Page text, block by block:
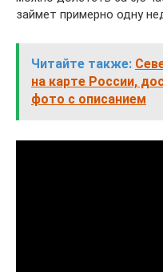
займет примерно одну
Читайте также:
на карте России,
фото с описанием